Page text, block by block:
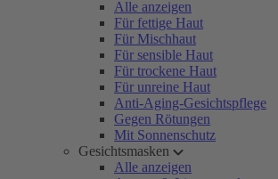
Alle anzeigen
Für fettige Haut
Für Mischhaut
Für sensible Haut
Für trockene Haut
Für unreine Haut
Anti-Aging-Gesichtspflege
Gegen Rötungen
Mit Sonnenschutz
Gesichtsmasken
Alle anzeigen